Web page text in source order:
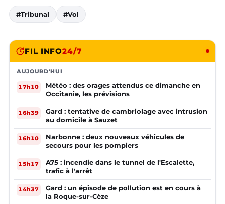
#Tribunal #Vol
FIL INFO24/7
AUJOURD'HUI
17h10
Météo : des orages attendus ce dimanche en
Occitanie, les prévisions
16h39
Gard : tentative de cambriolage avec intrusion
au domicile à Sauzet
16h10
Narbonne : deux nouveaux véhicules de
secours pour les pompiers
15h17
A75 : incendie dans le tunnel de l'Escalette,
trafic à l'arrêt
14h37
Gard : un épisode de pollution est en cours à
la Roque-sur-Cèze